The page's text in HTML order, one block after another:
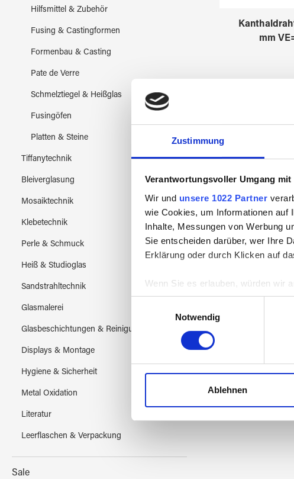
Zustimmung
Verantwortungsvoller Umgang mit
Wir und unsere 1022 Partner
wie Cookies, um Informationen auf
Inhalte, Messungen von Werbung
Sie entscheiden darüber, wer Ihre
Erklärung oder durch Klicken auf
Wenn Sie es erlauben, würden wir
Informationen über Ihre
Ihr Gerät durch aktives
Erfahren Sie mehr darüber, wie
Einzelheitenfest.
Wir verwenden Cookies, um
und die Zugriffe auf unsere
Notwendig
Ablehnen
Hilfsmittel & Zubehör
Fusing & Castingformen
Formenbau & Casting
Pate de Verre
Schmelztiegel & Heißglas
Fusingöfen
Platten & Steine
Tiffanytechnik
Bleiverglasung
Mosaiktechnik
Klebetechnik
Perle & Schmuck
Heiß & Studioglas
Sandstrahltechnik
Glasmalerei
Glasbeschichtungen & Reinigung
Displays & Montage
Hygiene & Sicherheit
Metal Oxidation
Literatur
Leerflaschen & Verpackung
Sale
mm
mm